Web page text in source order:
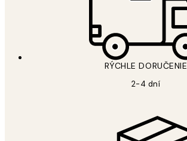
RÝCHLE DORUČENIE
2-4 dní